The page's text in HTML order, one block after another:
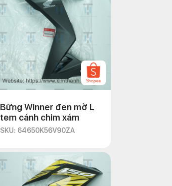
Bững Winner đen mờ L
tem cánh chim xám
SKU: 64650K56V90ZA